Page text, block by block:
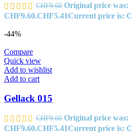
CHF9.60 Original price was:
CHF9.60.CHF5.41Current price is:
-44%
Compare
Quick view
Add to wishlist
Add to cart
Gellack 015
CHF9.60 Original price was:
CHF9.60.CHF5.41Current price is: